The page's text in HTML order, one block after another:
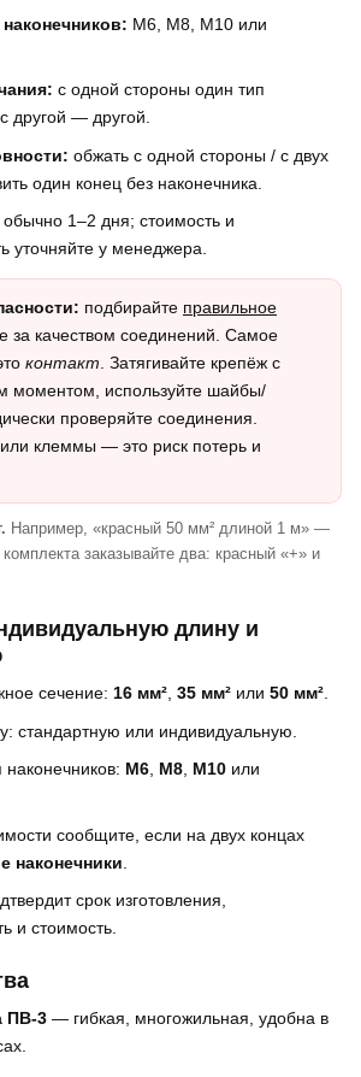
M6, M8, M10 или
с одной стороны один тип
другой — другой.
обжать с одной стороны / с двух
один конец без наконечника.
обычно 1–2 дня; стоимость и
уточняйте у менеджера.
подбирайте правильное
за качеством соединений. Самое
контакт . Затягивайте крепёж с
моментом, используйте шайбы/
проверяйте соединения.
клеммы — это риск потерь и
Например, «красный 50 мм² длиной 1 м» —
заказывайте два: красный «+» и
длину и
сечение: 16 мм², 35 мм²или 50 мм².
стандартную или индивидуальную.
M6, M8, M10или
сообщите, если на двух концах
наконечники
срок изготовления,
и стоимость.
ПВ-3— гибкая, многожильная, удобна в